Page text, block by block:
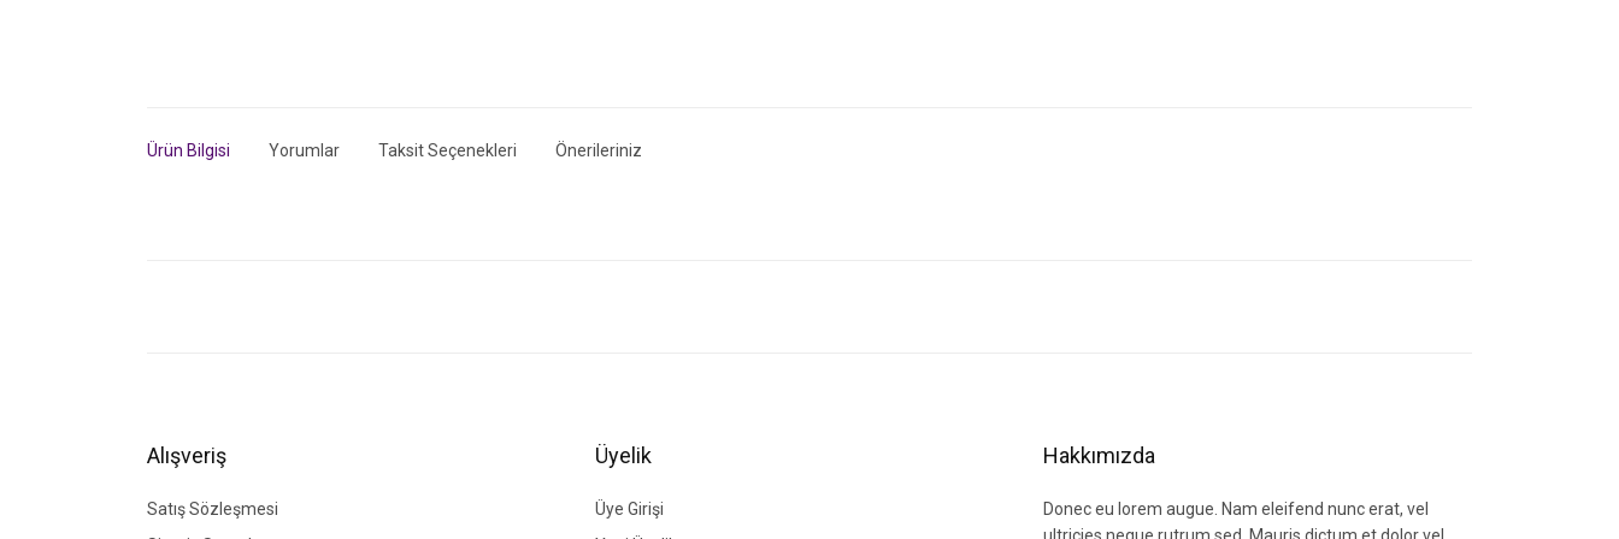
Ürün Bilgisi Yorumlar Taksit Seçenekleri Önerileriniz
Ürün fiyatı diğer sitelerden daha pahalı.
Bu ürüne benzer farklı alternatifler olmalı.
Alışveriş
Satış Sözleşmesi
Üyelik
Üye Girişi
Hakkımızda
Donec eu lorem augue. Nam eleifend nunc erat, vel